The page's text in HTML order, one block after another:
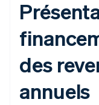
des
annuels